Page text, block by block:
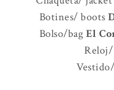
Botines/ boots
Bolso/bag El